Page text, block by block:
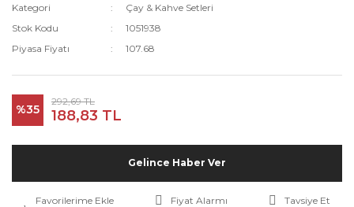
Kategori
Çay & Kahve Setleri
Stok Kodu
1051938
Piyasa Fiyatı
107.68
%35
292,69 TL
188,83 TL
Gelince Haber Ver
Fiyat Alarmı
Tavsiye Et